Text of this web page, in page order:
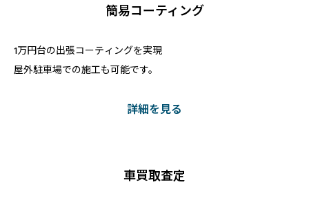
簡易コーティング
1万円台の出張コーティングを実現
屋外駐車場での施工も可能です。
詳細を見る
車買取査定